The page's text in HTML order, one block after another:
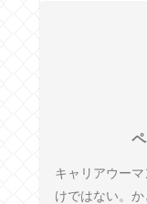
キャリアウー
けではない。